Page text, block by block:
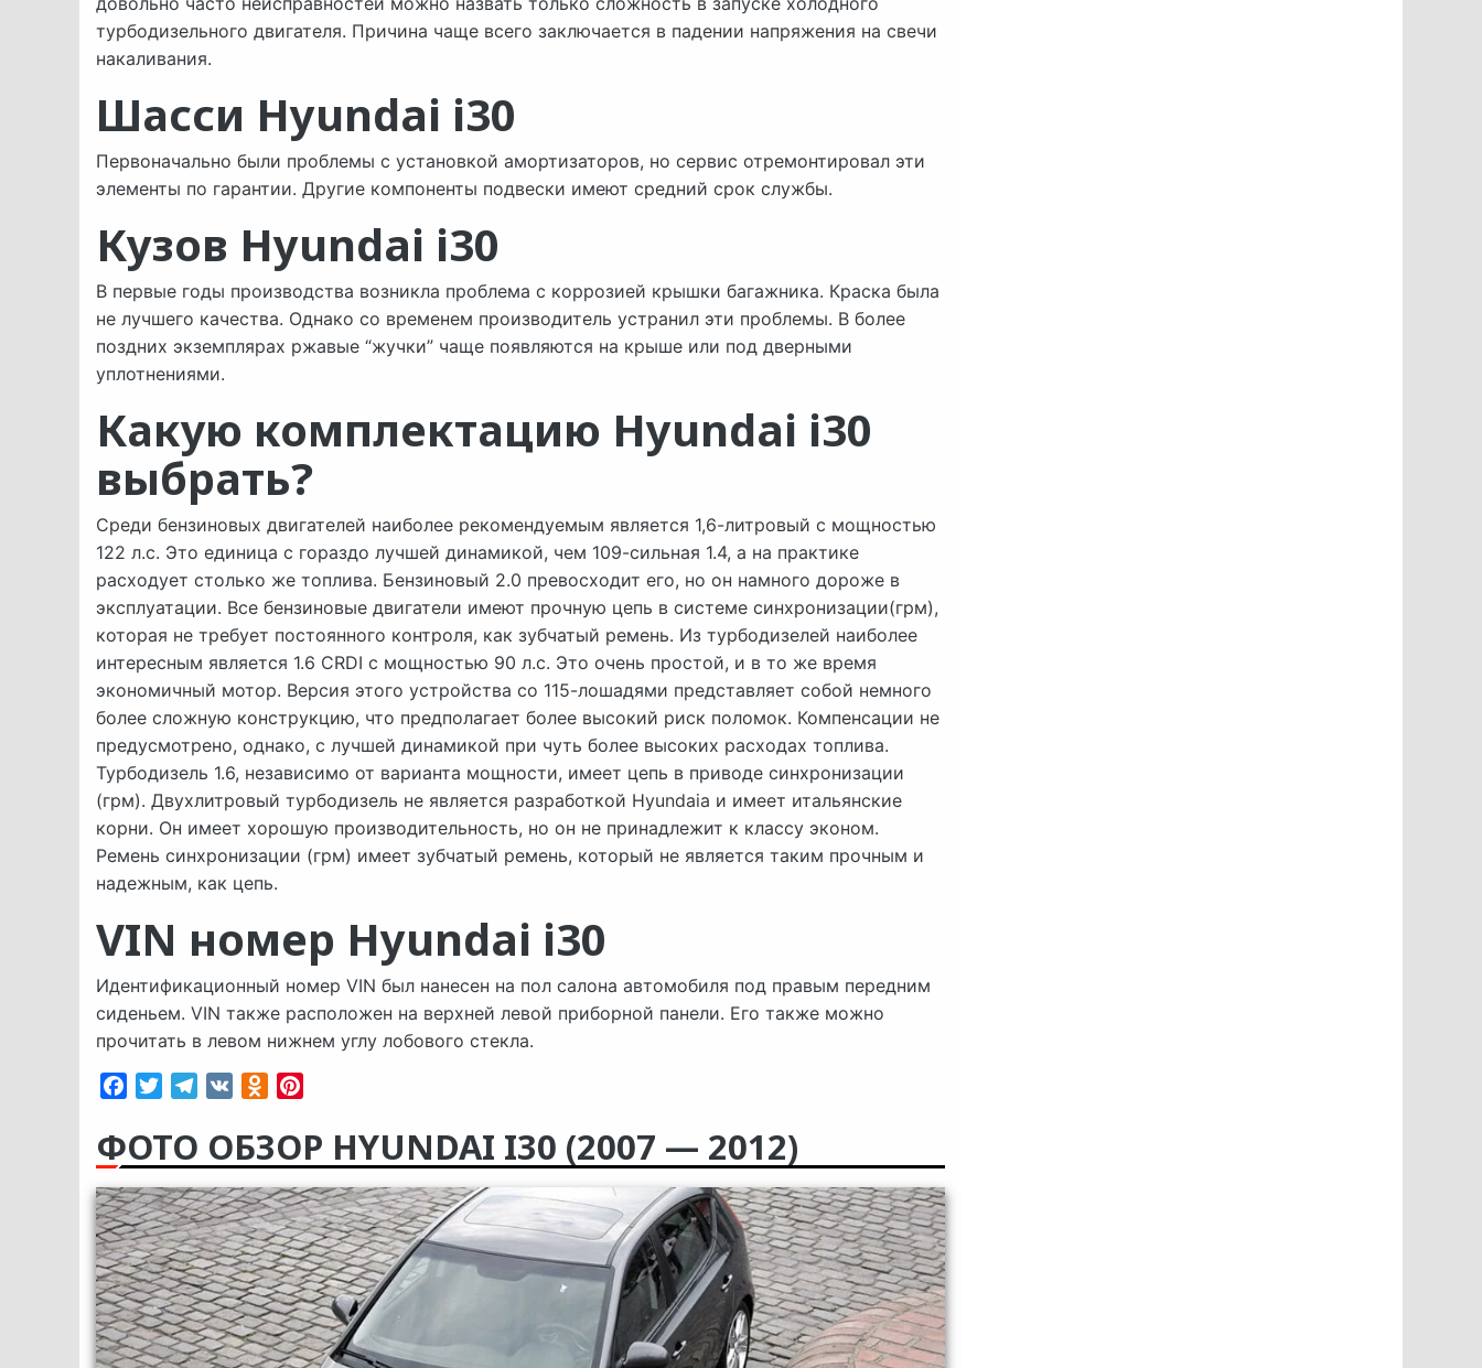
турбодизельного двигателя. Причина чаще всего заключается в падении напряжения на свечи
накаливания.
Шасси Hyundai i30
Первоначально были проблемы с установкой амортизаторов, но сервис отремонтировал эти
элементы по гарантии. Другие компоненты подвески имеют средний срок службы.
Кузов Hyundai i30
В первые годы производства возникла проблема с коррозией крышки багажника. Краска была
не лучшего качества. Однако со временем производитель устранил эти проблемы. В более
поздних экземплярах ржавые “жучки” чаще появляются на крыше или под дверными
уплотнениями.
Какую комплектацию Hyundai i30
выбрать?
Среди бензиновых двигателей наиболее рекомендуемым является 1,6-литровый с мощностью
122 л.с. Это единица с гораздо лучшей динамикой, чем 109-сильная 1.4, а на практике
расходует столько же топлива. Бензиновый 2.0 превосходит его, но он намного дороже в
эксплуатации. Все бензиновые двигатели имеют прочную цепь в системе синхронизации(грм),
которая не требует постоянного контроля, как зубчатый ремень. Из турбодизелей наиболее
интересным является 1.6 CRDI с мощностью 90 л.с. Это очень простой, и в то же время
экономичный мотор. Версия этого устройства со 115-лошадями представляет собой немного
более сложную конструкцию, что предполагает более высокий риск поломок. Компенсации не
предусмотрено, однако, с лучшей динамикой при чуть более высоких расходах топлива.
Турбодизель 1.6, независимо от варианта мощности, имеет цепь в приводе синхронизации
(грм). Двухлитровый турбодизель не является разработкой Hyundaia и имеет итальянские
корни. Он имеет хорошую производительность, но он не принадлежит к классу эконом.
Ремень синхронизации (грм) имеет зубчатый ремень, который не является таким прочным и
надежным, как цепь.
VIN номер Hyundai i30
Идентификационный номер VIN был нанесен на пол салона автомобиля под правым передним
сиденьем. VIN также расположен на верхней левой приборной панели. Его также можно
прочитать в левом нижнем углу лобового стекла.
FacebookTwitterTelegram
VK Odnoklassniki
ФОТО ОБЗОР HYUNDAI I30 (2007 — 2012)